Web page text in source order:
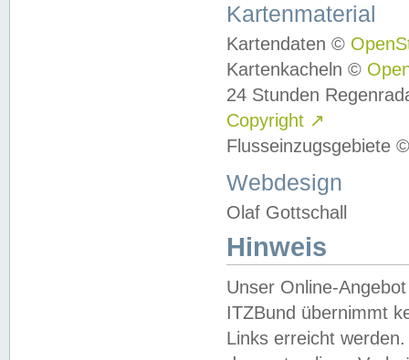
Kartenmaterial
Kartendaten ©
Kartenkacheln ©
24 Stunden
Copyright ↗
Flusseinzugsgebiete
Webdesign
Olaf Gottschall
Hinweis
Unser Online-
ITZBund übernimmt
Links erreicht